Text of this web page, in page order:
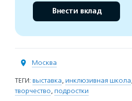
Внести вклад
Москва
ТЕГИ: выставка, инклюзивная школа,
творчество, подростки